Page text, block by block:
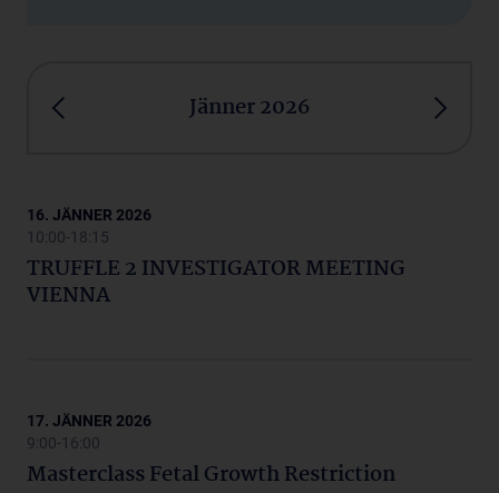
Jänner 2026
16. JÄNNER 2026
10:00-18:15
TRUFFLE 2 INVESTIGATOR MEETING
VIENNA
17. JÄNNER 2026
9:00-16:00
Masterclass Fetal Growth Restriction